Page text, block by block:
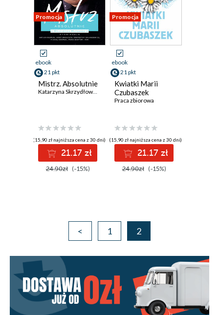
Promocja
ebook
21 pkt
Mistrz. Absolutnie
Katarzyna Skrzydłowska-Kalukin
(15,90 zł najniższa cena z 30 dni)
21.17 zł
24.90zł (-15%)
Promocja
ebook
21 pkt
Kwiatki Marii
Czubaszek
Praca zbiorowa
(15,90 zł najniższa cena z 30 dni)
21.17 zł
24.90zł (-15%)
< 1 2